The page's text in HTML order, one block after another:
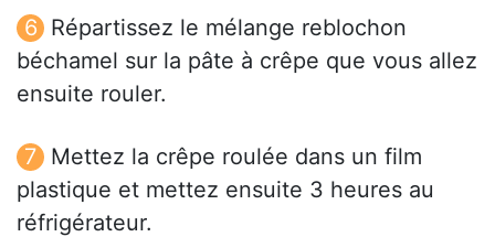
Répartissez le mélange reblochon
béchamel sur la pâte à crêpe que vous allez
ensuite rouler.
Mettez la crêpe roulée dans un film
plastique et mettez ensuite 3 heures au
réfrigérateur.